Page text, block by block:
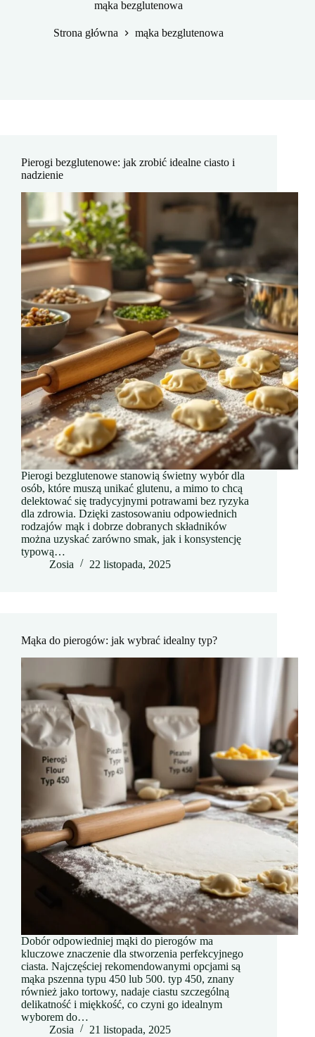
mąka bezglutenowa
Strona główna mąka bezglutenowa
Pierogi bezglutenowe: jak zrobić idealne ciasto i
nadzienie
Pierogi bezglutenowe stanowią świetny wybór dla
osób, które muszą unikać glutenu, a mimo to chcą
delektować się tradycyjnymi potrawami bez ryzyka
dla zdrowia. Dzięki zastosowaniu odpowiednich
rodzajów mąk i dobrze dobranych składników
można uzyskać zarówno smak, jak i konsystencję
typową…
Zosia
22 listopada, 2025
Mąka do pierogów: jak wybrać idealny typ?
Dobór odpowiedniej mąki do pierogów ma
kluczowe znaczenie dla stworzenia perfekcyjnego
ciasta. Najczęściej rekomendowanymi opcjami są
mąka pszenna typu 450 lub 500. typ 450, znany
również jako tortowy, nadaje ciastu szczególną
delikatność i miękkość, co czyni go idealnym
wyborem do…
Zosia
21 listopada, 2025